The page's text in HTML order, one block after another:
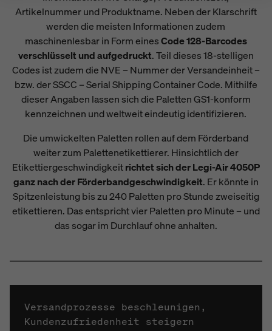
Artikelnummer und Produktname. Neben der Klarschrift
werden die meisten Informationen zudem
maschinenlesbar in Form einesCode 128-Barcodes
verschlüsselt und aufgedruckt. Teil dieses 18-stelligen
Codes ist zudem die NVE – Nummer der Versandeinheit –
bzw. der SSCC – Serial Shipping Container Code. Mithilfe
dieser Angaben lassen sich die Paletten GS1-konform
kennzeichnen und weltweit eindeutig identifizieren.
Die umwickelten Paletten rollen auf dem Förderband
weiter zum Palettenetikettierer. Hinsichtlich der
Etikettiergeschwindigkeitrichtet sich der Legi-Air 4050P
ganz nach der Förderbandgeschwindigkeit. Er könnte in
Spitzenleistung bis zu 240 Paletten pro Stunde zweiseitig
etikettieren. Das entspricht vier Paletten pro Minute – und
das sogar im Durchlauf ohne anhalten.
Versandprozesse beschleunigen,
Kundenzufriedenheit steigern